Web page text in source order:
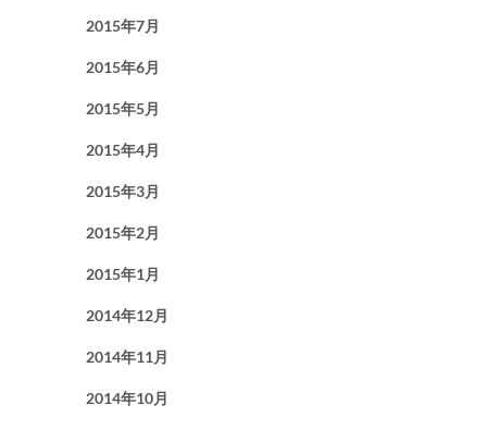
2015年7月
2015年6月
2015年5月
2015年4月
2015年3月
2015年2月
2015年1月
2014年12月
2014年11月
2014年10月